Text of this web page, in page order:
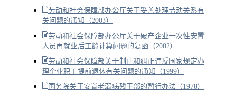
劳动和社会保障部办公厅关于妥善处理劳动关系有
关问题的通知（2003）
劳动和社会保障部办公厅关于破产企业一次性安置
人员再就业后工龄计算问题的复函（2002）
劳动和社会保障部关于制止和纠正违反国家规定办
理企业职工提前退休有关问题的通知（1999）
国务院关于安置老弱病残干部的暂行办法（1978）